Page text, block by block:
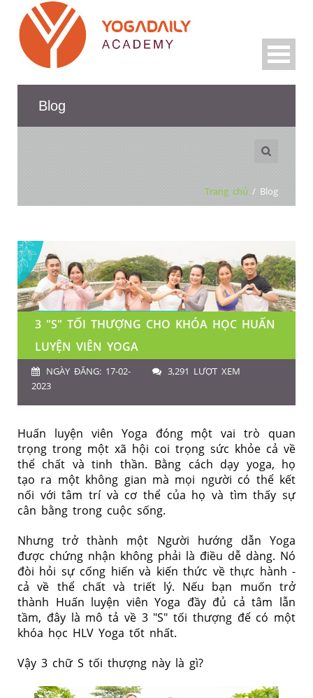
Blog
Trang chủ / Blog
3 "S" TỐI THƯỢNG CHO KHÓA HỌC HUẤN
LUYỆN VIÊN YOGA
NGÀY ĐĂNG: 17-02-
2023
3,291 LƯỢT XEM
Huấn luyện viên Yoga đóng một vai trò quan
trọng trong một xã hội coi trọng sức khỏe cả về
thể chất và tinh thần. Bằng cách dạy yoga, họ
tạo ra một không gian mà mọi người có thể kết
nối với tâm trí và cơ thể của họ và tìm thấy sự
cân bằng trong cuộc sống.
Nhưng trở thành một Người hướng dẫn Yoga
được chứng nhận không phải là điều dễ dàng. Nó
đòi hỏi sự cống hiến và kiến thức về thực hành -
cả về thể chất và triết lý. Nếu bạn muốn trở
thành Huấn luyện viên Yoga đầy đủ cả tâm lẫn
tầm, đây là mô tả về 3 "S" tối thượng để có một
khóa học HLV Yoga tốt nhất.
Vậy 3 chữ S tối thượng này là gì?